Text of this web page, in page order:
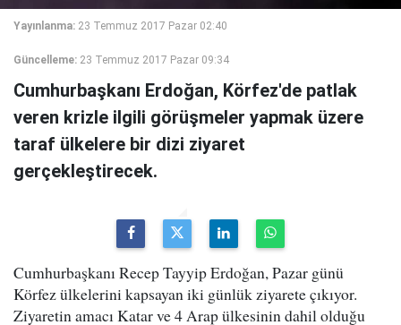
Yayınlanma: 23 Temmuz 2017 Pazar 02:40
Güncelleme: 23 Temmuz 2017 Pazar 09:34
Cumhurbaşkanı Erdoğan, Körfez'de patlak
veren krizle ilgili görüşmeler yapmak üzere
taraf ülkelere bir dizi ziyaret
gerçekleştirecek.
Cumhurbaşkanı Recep Tayyip Erdoğan, Pazar günü
Körfez ülkelerini kapsayan iki günlük ziyarete çıkıyor.
Ziyaretin amacı Katar ve 4 Arap ülkesinin dahil olduğu